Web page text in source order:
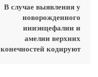
В случае выявления у
новорожденного
иниэнцефалии и
амелии верхних
конечностей кодируют